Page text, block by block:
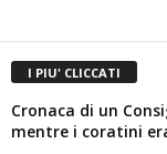
I PIU' CLICCATI
Cronaca di un
mentre i coratini